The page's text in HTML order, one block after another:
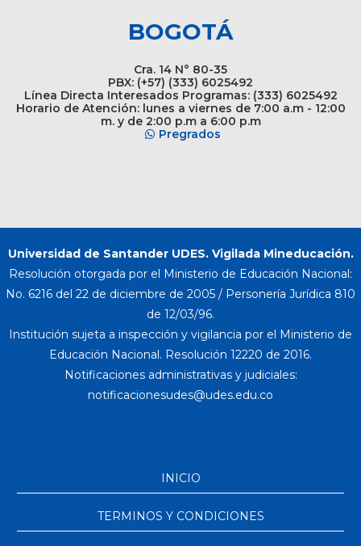
BOGOTÁ
Cra. 14 N° 80-35
PBX: (+57) (333) 6025492
Línea Directa Interesados Programas: (333) 6025492
Horario de Atención: lunes a viernes de 7:00 a.m - 12:00
m. y de 2:00 p.m a 6:00 p.m
Pregrados
Universidad de Santander UDES. Vigilada Mineducación.
Resolución otorgada por el Ministerio de Educación Nacional:
No. 6216 del 22 de diciembre de 2005 / Personería Jurídica 810
de 12/03/96.
Institución sujeta a inspección y vigilancia por el Ministerio de
Educación Nacional. Resolución 12220 de 2016.
Notificaciones administrativas y judiciales:
INICIO
TERMINOS Y CONDICIONES